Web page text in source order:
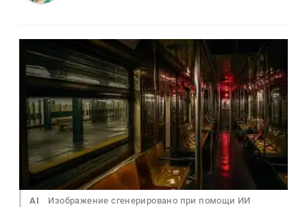
AI Изображение сгенерировано при помощи ИИ